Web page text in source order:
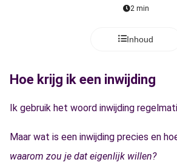
2 min
Inhoud
Hoe krijg ik een inwijding
Ik gebruik het woord inwijding
Maar wat is een inwijding precies en
waarom zou je dat eigenlijk willen?